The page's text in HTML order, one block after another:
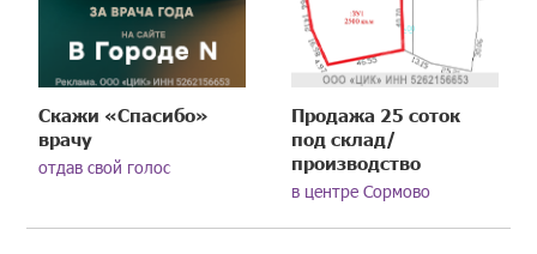
Скажи «Спасибо»
врачу
отдав свой голос
Продажа 25 соток
под склад/
производство
в центре Сормово